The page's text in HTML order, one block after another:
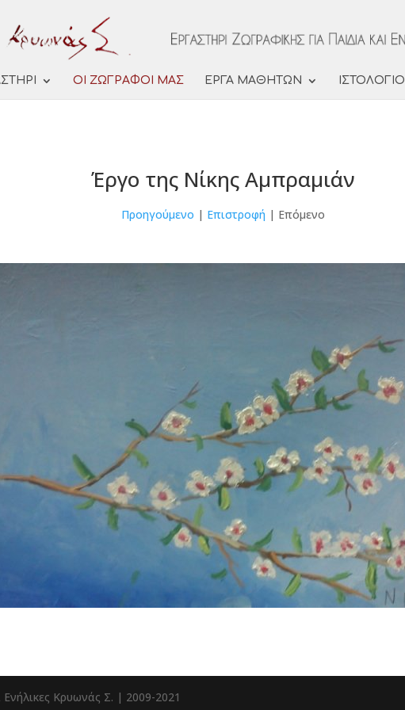
ΟΙ ΖΩΓΡΑΦΟΙ ΜΑΣ ΕΡΓΑ ΜΑΘΗΤΩΝ ΙΣΤΟΛΟΓΙΟ
Έργο της Νίκης Αμπραμιάν
Προηγούμενο | Επιστροφή | Επόμενο
Ενήλικες Κρυωνάς Σ. | 2009-2021